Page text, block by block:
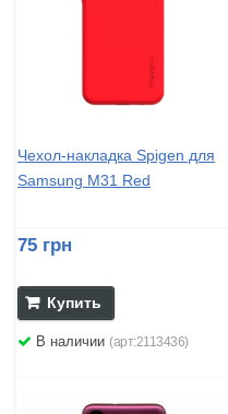
Чехол-накладка Spigen для
Samsung M31 Red
75 грн
Купить
В наличии (арт:2113436)